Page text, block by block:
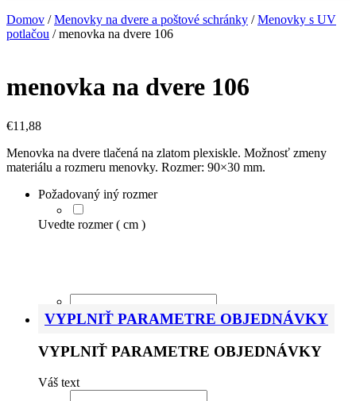
Domov /Menovky na dvere a poštové schránky /Menovky s UV
potlačou / menovka na dvere 106
menovka na dvere 106
€11,88
Menovka na dvere tlačená na zlatom plexiskle. Možnosť zmeny
materiálu a rozmeru menovky. Rozmer: 90×30 mm.
Požadovaný iný rozmer
Uvedte rozmer ( cm )
VYPLNIŤ PARAMETRE OBJEDNÁVKY
VYPLNIŤ PARAMETRE OBJEDNÁVKY
Váš text